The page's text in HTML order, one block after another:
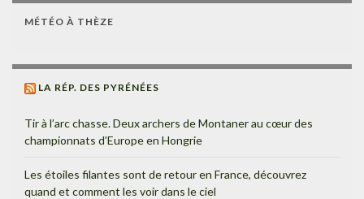
MÉTÉO À THÈZE
LA RÉP. DES PYRÉNÉES
Tir à l’arc chasse. Deux archers de Montaner au cœur des
championnats d’Europe en Hongrie
Les étoiles filantes sont de retour en France, découvrez
quand et comment les voir dans le ciel